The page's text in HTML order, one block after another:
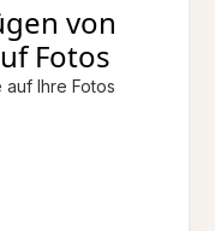
von
Fotos
auf Ihre Fotos